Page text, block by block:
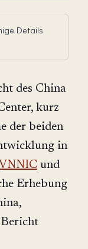
Details
des China
kurz
der beiden
in
VNNIC und
Erhebung